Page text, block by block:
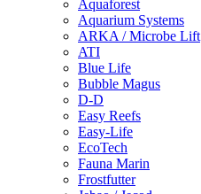
Aquaforest
Aquarium Systems
ARKA / Microbe Lift
ATI
Blue Life
Bubble Magus
D-D
Easy Reefs
Easy-Life
EcoTech
Fauna Marin
Frostfutter